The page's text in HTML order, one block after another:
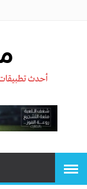
أحدث تطبيقات